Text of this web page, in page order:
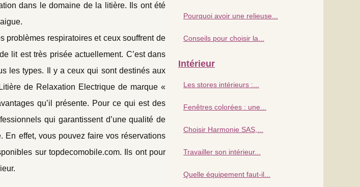
dans le domaine de la litière. Ils ont été
problèmes respiratoires et ceux souffrent de
lit est très prisée actuellement. C’est dans
les types. Il y a ceux qui sont destinés aux
de Relaxation Electrique de marque «
qu’il présente. Pour ce qui est des
qui garantissent d’une qualité de
effet, vous pouvez faire vos réservations
sur topdecomobile.com. Ils ont pour
Pourquoi avoir une relieuse...
Conseils pour choisir la...
Intérieur
Les stores intérieurs :...
Fenêtres colorées : une...
Choisir Harmonie SAS,...
Travailler son intérieur...
Quelle équipement faut-il...